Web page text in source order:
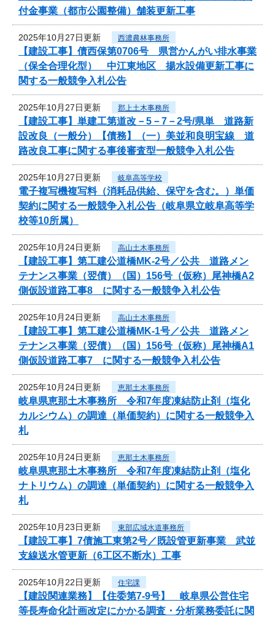
付金事業（都市公園整備）舗装更新工事
2025年10月27日更新 西濃農林事務所
【建設工事】債西保第0706号 県営かんがい排水事業
（保全合理化型） 中江東地区 揚水設備更新工事に
関する一般競争入札公告
2025年10月27日更新 郡上土木事務所
【建設工事】単建工第道改－5－7－2号/県単 道路新
設改良（一般分）【債務】（一）美並和良明宝線 道
路改良工事に関する事後審査型一般競争入札公告
2025年10月27日更新 岐阜高等学校
電子複写機複写料（消耗品供給、保守を含む。）単価
契約に関する一般競争入札公告（岐阜県立岐阜高等学
校等10所属）
2025年10月24日更新 高山土木事務所
【建設工事】第工建公道橋MK-2号／公共 道路メン
テナンス事業（翌債）（国）156号（仮称）尾神橋A2
側仮設道路工事8 に関する一般競争入札公告
2025年10月24日更新 高山土木事務所
【建設工事】第工建公道橋MK-1号／公共 道路メン
テナンス事業（翌債）（国）156号（仮称）尾神橋A1
側仮設道路工事7 に関する一般競争入札公告
2025年10月24日更新 恵那土木事務所
岐阜県恵那土木事務所 令和7年度凍結防止剤（塩化
カルシウム）の調達（単価契約）に関する一般競争入
札
2025年10月24日更新 恵那土木事務所
岐阜県恵那土木事務所 令和7年度凍結防止剤（塩化
ナトリウム）の調達（単価契約）に関する一般競争入
札
2025年10月23日更新 東部広域水道事務所
【建設工事】7債施工東第2号／既設管更新事業 武並
支線送水管更新（6工区不断水）工事
2025年10月22日更新 住宅課
【建設関連業務】【住委第7-9号】 岐阜県公営住宅
等長寿命化計画改定にかかる調査・分析業務委託に関